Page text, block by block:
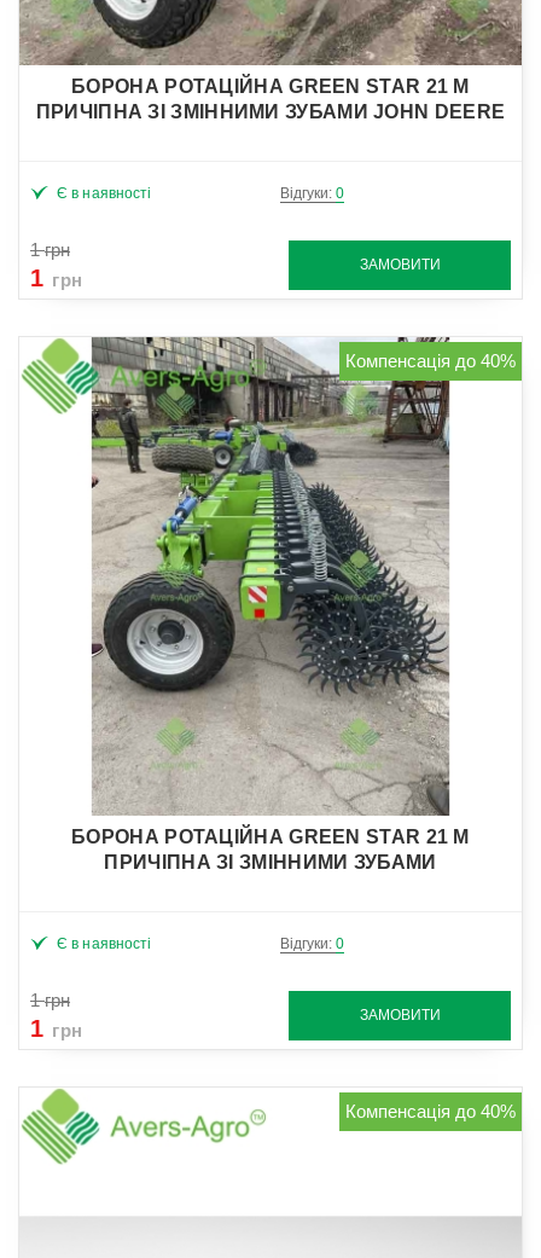
БОРОНА РОТАЦІЙНА GREEN STAR 21 М
ПРИЧІПНА ЗІ ЗМІННИМИ ЗУБАМИ JOHN DEERE
Є в наявності Відгуки: 0
1грн
1 грн
ЗАМОВИТИ
Компенсація до 40%
БОРОНА РОТАЦІЙНА GREEN STAR 21 М
ПРИЧІПНА ЗІ ЗМІННИМИ ЗУБАМИ
Є в наявності Відгуки: 0
1грн
1 грн
ЗАМОВИТИ
Компенсація до 40%